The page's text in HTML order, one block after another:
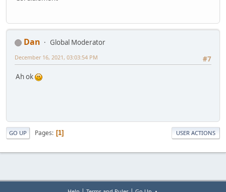
Dan
Global Moderator
#7
December 16, 2021, 03:03:54 PM
Ah ok
GO UP Pages 1 USER ACTIONS